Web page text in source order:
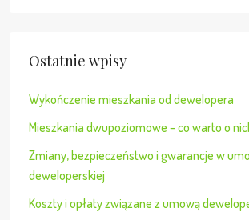
Ostatnie wpisy
Wykończenie mieszkania od dewelopera
Mieszkania dwupoziomowe – co warto o
Zmiany, bezpieczeństwo i gwarancje w
deweloperskiej
Koszty i opłaty związane z umową